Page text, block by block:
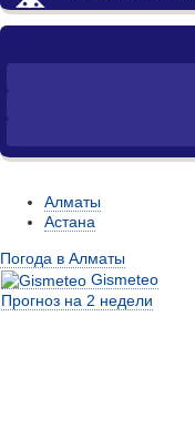
Алматы
Астана
Погода в Алматы
Gismeteo
Прогноз на 2 недели